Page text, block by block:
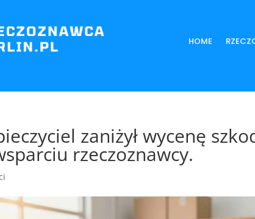
HOME
zaniżył wycenę
rzeczoznawcy.